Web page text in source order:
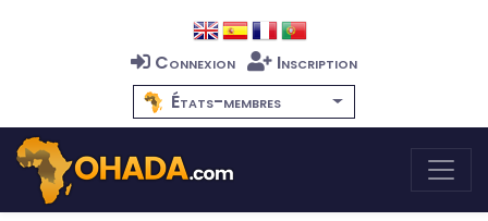
Connexion
Inscription
États-membres